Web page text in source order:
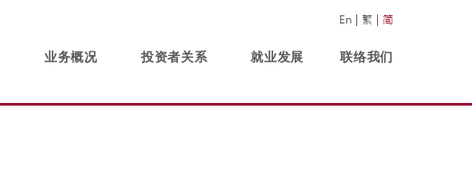
En 繁 简
业务概况 投资者关系 就业发展 联络我们